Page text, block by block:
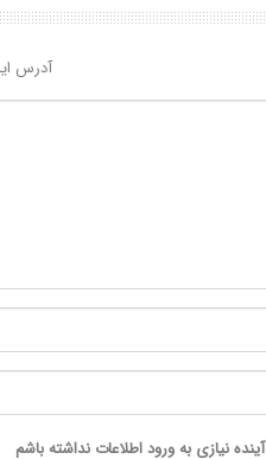
آدرس
نیازی به ورود اطلاعات نداشته باشم